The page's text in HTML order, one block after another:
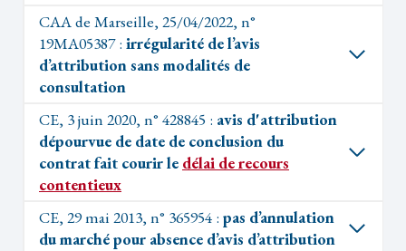
CAA de Marseille, 25/04/2022, n°
19MA05387 : irrégularité de l’avis
d’attribution sans modalités de
consultation
CE, 3 juin 2020, n° 428845 : avis d'attribution
dépourvue de date de conclusion du
contrat fait courir le délai de recours
contentieux
CE, 29 mai 2013, n° 365954 : pas d’annulation
du marché pour absence d’avis d’attribution